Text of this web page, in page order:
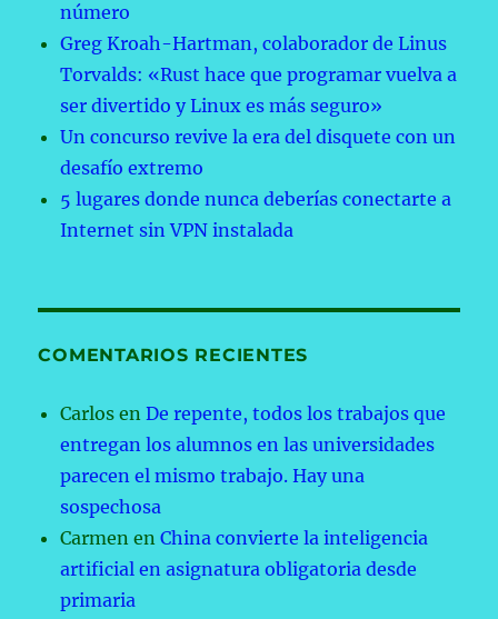
número
Greg Kroah-Hartman, colaborador de Linus
Torvalds: «Rust hace que programar vuelva a
ser divertido y Linux es más seguro»
Un concurso revive la era del disquete con un
desafío extremo
5 lugares donde nunca deberías conectarte a
Internet sin VPN instalada
COMENTARIOS RECIENTES
Carlos enDe repente, todos los trabajos que
entregan los alumnos en las universidades
parecen el mismo trabajo. Hay una
sospechosa
Carmen enChina convierte la inteligencia
artificial en asignatura obligatoria desde
primaria